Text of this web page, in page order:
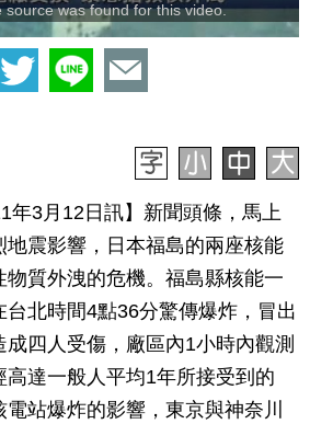
source was found for this video.
年3月12日訊】新聞頭條，馬上
地震影響，日本福島的兩座核能
物質外洩的危機。福島縣核能一
北時間4點36分驚傳爆炸，冒出
四人受傷，廠區內1小時內觀測
達一般人平均1年所接受到的
站爆炸的影響，東京與神奈川